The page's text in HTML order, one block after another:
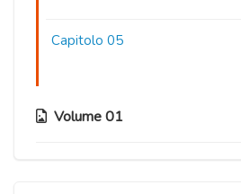
Capitolo 05
Volume 01